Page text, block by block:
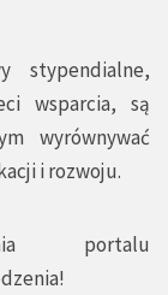
stypendialne,
wsparcia, są
wyrównywać
i rozwoju.
portalu